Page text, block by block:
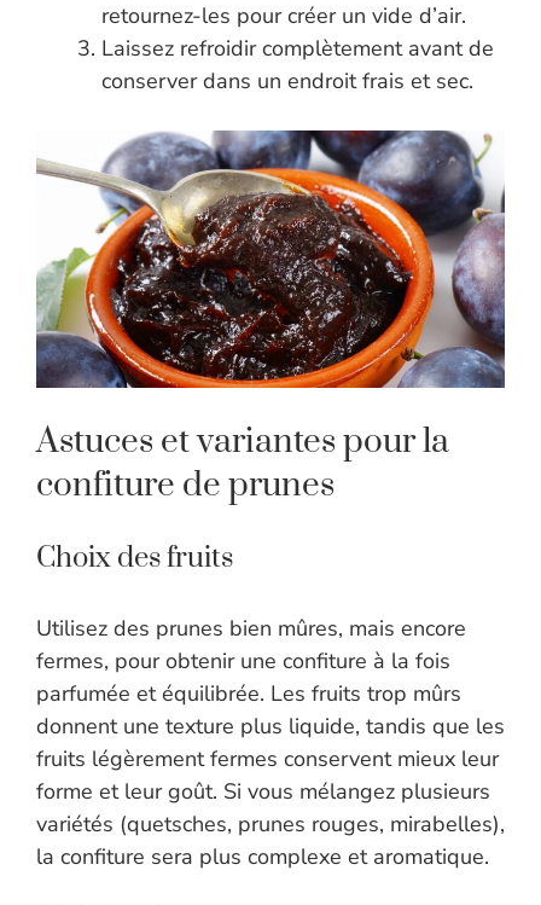
retournez-les pour créer un vide d’air.
Laissez refroidir complètement avant de
conserver dans un endroit frais et sec.
Astuces et variantes pour la
confiture de prunes
Choix des fruits
Utilisez des prunes bien mûres, mais encore
fermes, pour obtenir une confiture à la fois
parfumée et équilibrée. Les fruits trop mûrs
donnent une texture plus liquide, tandis que les
fruits légèrement fermes conservent mieux leur
forme et leur goût. Si vous mélangez plusieurs
variétés (quetsches, prunes rouges, mirabelles),
la confiture sera plus complexe et aromatique.